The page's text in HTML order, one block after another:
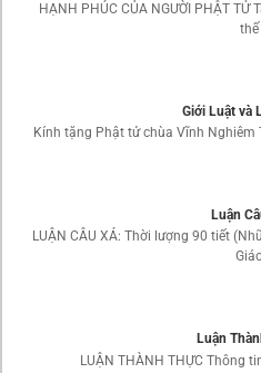
HẠNH PHÚC CỦA NGƯỜI PHẬT
thế
Giới Luật và
Kính tặng Phật tử chùa Vĩnh
Luận
LUẬN CÂU XÁ: Thời lượng 90 tiết
Luận
LUẬN THÀNH THỰC